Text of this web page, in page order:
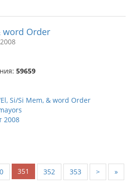
word Order
59659
Si/Si Mem, & word Order
2008
351 352 353 > »